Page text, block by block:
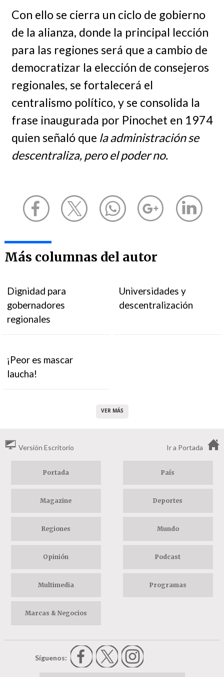
Con ello se cierra un ciclo de gobierno
de la alianza, donde la principal lección
para las regiones será que a cambio de
democratizar la elección de consejeros
regionales, se fortalecerá el
centralismo político, y se consolida la
frase inaugurada por Pinochet en 1974
quien señaló que la administración se
descentraliza, pero el poder no.
Más columnas del autor
Dignidad para
gobernadores
regionales
Universidades y
descentralización
¡Peor es mascar
laucha!
VER MÁS
Versión Escritorio Ir a Portada
Portada País
Magazine Deportes
Regiones Mundo
Opinión Podcast
Multimedia Programas
Marcas & Negocios
Síguenos: